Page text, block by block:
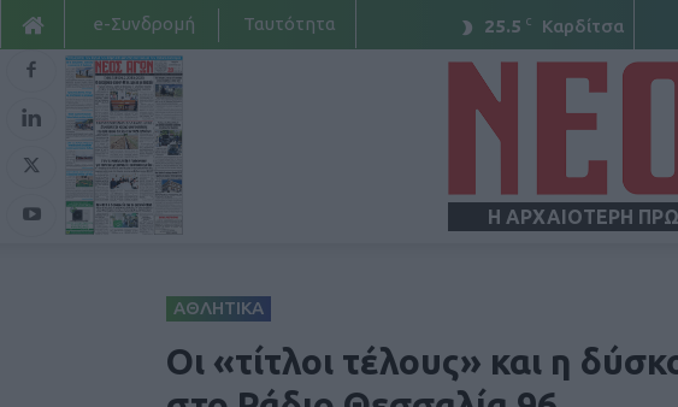
25.5 C Καρδίτσα
e-Συνδρομή Ταυτότητα
Η ΑΡΧΑΙΟΤΕΡΗ
ΑΘΛΗΤΙΚΑ
Οι «τίτλοι τέλους» και η